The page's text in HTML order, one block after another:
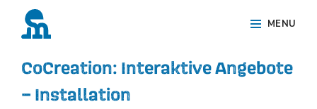
MENU
Overlay
CoCreation: Interaktive Angebote
– Installation